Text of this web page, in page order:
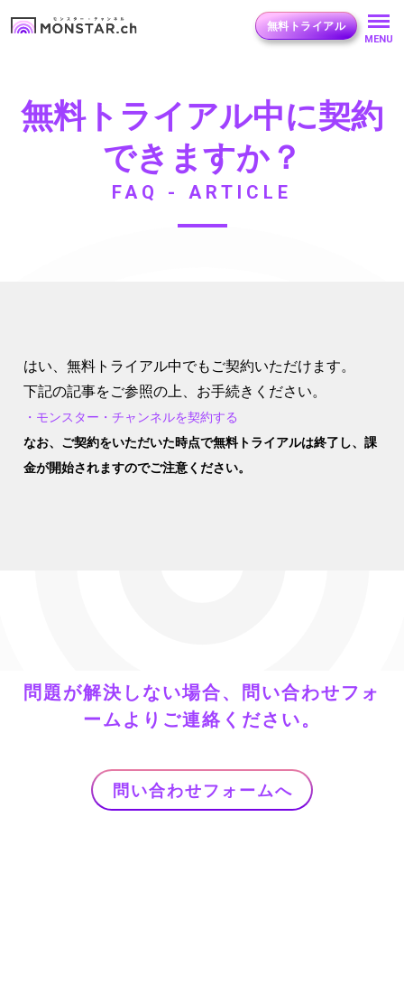
無料トライアル
MENU
無料トライアル中に契約
できますか？
FAQ - ARTICLE
はい、無料トライアル中でもご契約いただけます。
下記の記事をご参照の上、お手続きください。
・モンスター・チャンネルを契約する
なお、ご契約をいただいた時点で無料トライアルは終了し、課
金が開始されますのでご注意ください。
問題が解決しない場合、問い合わせフォ
ームよりご連絡ください。
問い合わせフォームへ